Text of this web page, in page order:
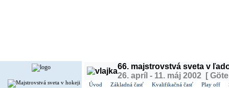
66. majstrovstvá sveta v
26. apríl - 11. máj 2002 [
Úvod Základná časť Kvalifikačná časť Play off